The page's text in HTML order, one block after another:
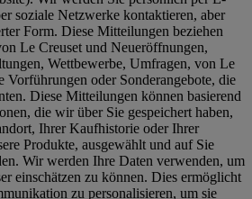
soziale Netzwerke kontaktieren, aber
Form. Diese Mitteilungen beziehen
Le Creuset und Neueröffnungen,
Wettbewerbe, Umfragen, von Le
Vorführungen oder Sonderangebote, die
Diese Mitteilungen können basierend
die wir über Sie gespeichert haben,
Ihrer Kaufhistorie oder Ihrer
Produkte, ausgewählt und auf Sie
Wir werden Ihre Daten verwenden, um
einschätzen zu können. Dies ermöglicht
zu personalisieren, um sie